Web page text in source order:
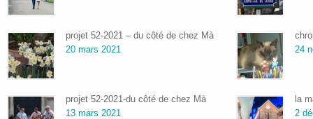
projet 52-2021 – du côté de chez Mà
20 mars 2021
projet 52-2021-du côté de chez Mà
13 mars 2021
24
la
2